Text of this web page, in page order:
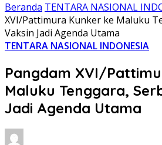
Beranda TENTARA NASIONAL
XVI/Pattimura Kunker ke Maluku
Vaksin Jadi Agenda Utama
TENTARA NASIONAL INDONESIA
Pangdam XVI/
Maluku Tenggara,
Jadi Agenda Utama